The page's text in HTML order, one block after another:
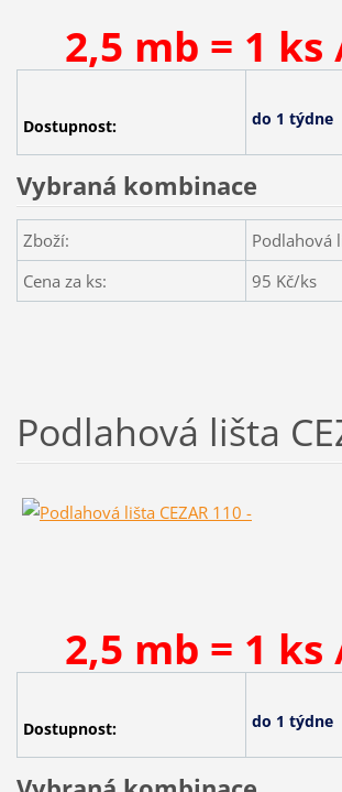
2,5 mb = 1 ks
Dostupnost: do 1 týdne
Vybraná kombinace
Zboží:
Podlahová
Cena za ks:
95 Kč/ks
Podlahová lišta
2,5 mb = 1 ks
Dostupnost: do 1 týdne